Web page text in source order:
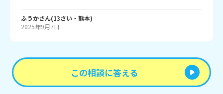
ふうかさん(13さい・ 熊本)
2025年9月7日
この相談に答える